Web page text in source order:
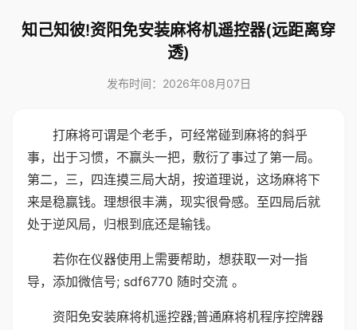
知己知彼!资阳免安装麻将机遥控器(远距离穿
透)
发布时间：2026年08月07日
打麻将可谓是个老手，可经常碰到麻将的斜乎
事，出于习惯，不赢头一把，敷衍了事过了第一局。
第二，三，四连摸三局大胡，按道理说，这场麻将下
来是稳赢钱。理想很丰满，现实很骨感。至四局后就
处于逆风局，归根到底还是输钱。
若你在仪器使用上需要帮助，想获取一对一指
导，添加微信号; sdf6770 随时交流 。
资阳免安装麻将机遥控器;普通麻将机程序控牌器